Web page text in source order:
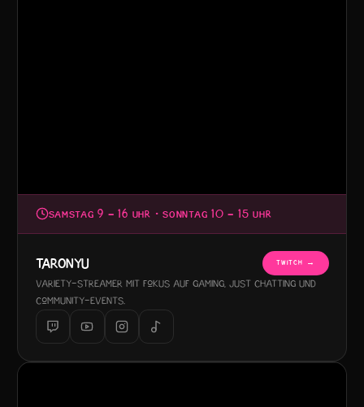
SAMSTAG 9 – 16 UHR · SONNTAG 10 – 15 UHR
TARONYU TWITCH →
Variety-Streamer mit Fokus auf Gaming, Just Chatting und
Community-Events.